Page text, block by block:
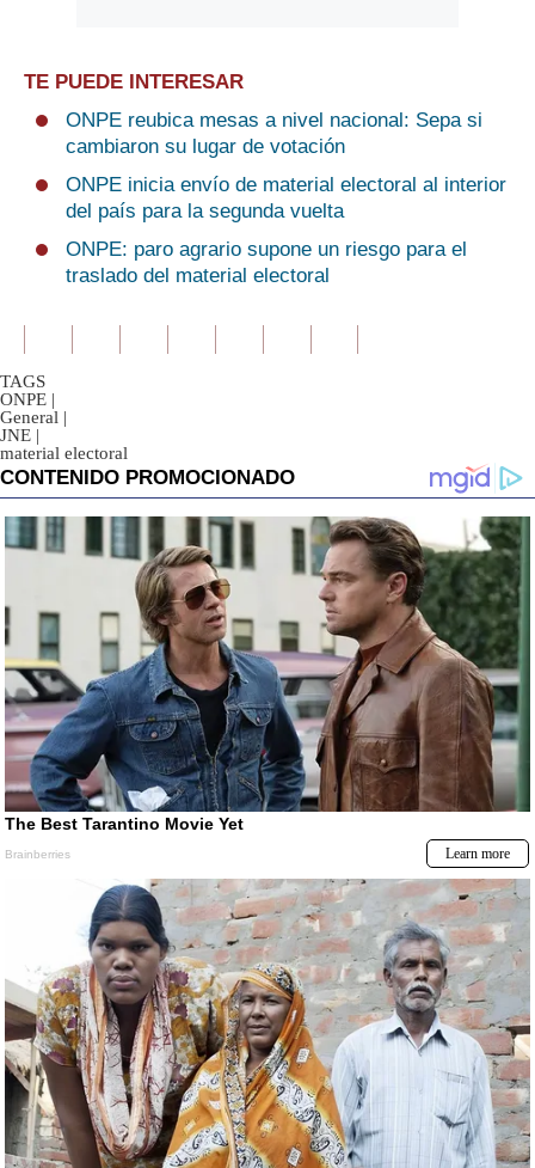
TE PUEDE INTERESAR
ONPE reubica mesas a nivel nacional: Sepa si
cambiaron su lugar de votación
ONPE inicia envío de material electoral al interior
del país para la segunda vuelta
ONPE: paro agrario supone un riesgo para el
traslado del material electoral
TAGS
ONPE |
General |
JNE |
material electoral